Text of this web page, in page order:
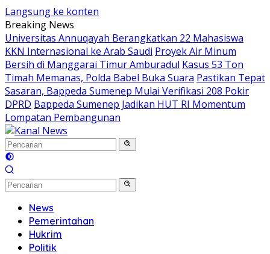
Langsung ke konten
Breaking News
Universitas Annuqayah Berangkatkan 22 Mahasiswa
KKN Internasional ke Arab Saudi Proyek Air Minum
Bersih di Manggarai Timur Amburadul Kasus 53 Ton
Timah Memanas, Polda Babel Buka Suara Pastikan Tepat
Sasaran, Bappeda Sumenep Mulai Verifikasi 208 Pokir
DPRD Bappeda Sumenep Jadikan HUT RI Momentum
Lompatan Pembangunan
News
Pemerintahan
Hukrim
Politik